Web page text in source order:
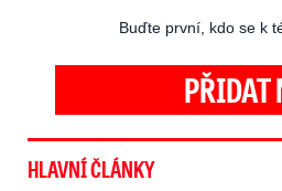
Buďte první, kdo se k
PŘIDAT
HLAVNÍ ČLÁNKY